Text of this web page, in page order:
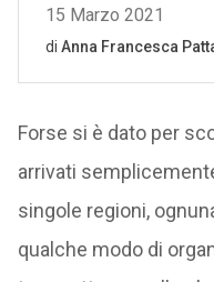
Forse si è dato per
arrivati
singole regioni,
qualche modo di